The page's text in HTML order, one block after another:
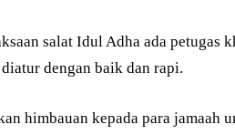
salat Idul Adha ada petugas
dengan baik dan rapi.
himbauan kepada para jamaah